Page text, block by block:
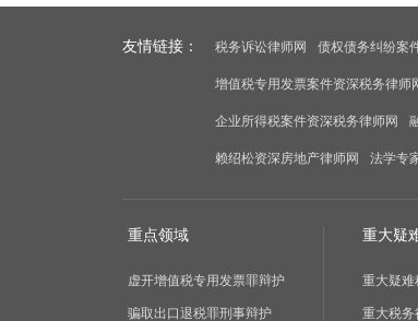
友情链接： 税务诉讼律师网 债权债务纠纷案
增值税专用发票案件资深税务律师
企业所得税案件资深税务律师网
赖绍松资深房地产律师网 法学专
重点领域
虚开增值税专用发票罪辩护
骗取出口退税罪刑事辩护
重大疑
重大疑难
重大税务